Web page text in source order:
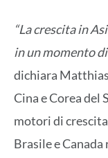
“La crescita in
in un momento
dichiara Matthias
Cina e Corea del
motori di
Brasile e